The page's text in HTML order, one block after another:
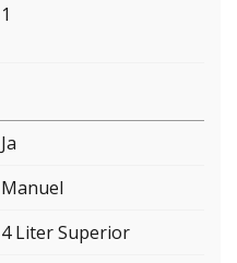
1
Ja
Manuel
4 Liter Superior